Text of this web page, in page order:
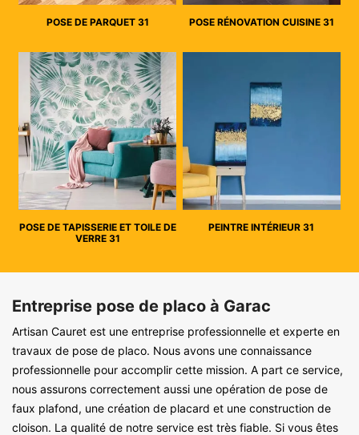
POSE DE PARQUET 31 POSE RÉNOVATION CUISINE 31
POSE DE TAPISSERIE ET TOILE DE
VERRE 31
PEINTRE INTÉRIEUR 31
Entreprise pose de placo à Garac
Artisan Cauret est une entreprise professionnelle et experte en
travaux de pose de placo. Nous avons une connaissance
professionnelle pour accomplir cette mission. A part ce service,
nous assurons correctement aussi une opération de pose de
faux plafond, une création de placard et une construction de
cloison. La qualité de notre service est très fiable. Si vous êtes